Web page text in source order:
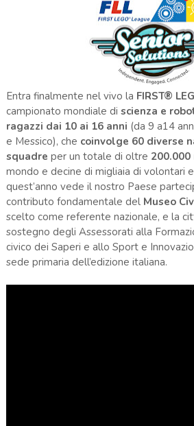
Entra finalmente nel vivo la FIRST®
campionato mondiale di scienza e
ragazzi dai 10 ai 16 anni (da 9 a14
e Messico), che coinvolge 60 diverse
squadre per un totale di oltre
mondo e decine di migliaia di volontari
quest’anno vede il nostro Paese
contributo fondamentale del Museo
scelto come referente nazionale, e la
sostegno degli Assessorati alla
civico dei Saperi e allo Sport e
sede primaria dell’edizione italiana.